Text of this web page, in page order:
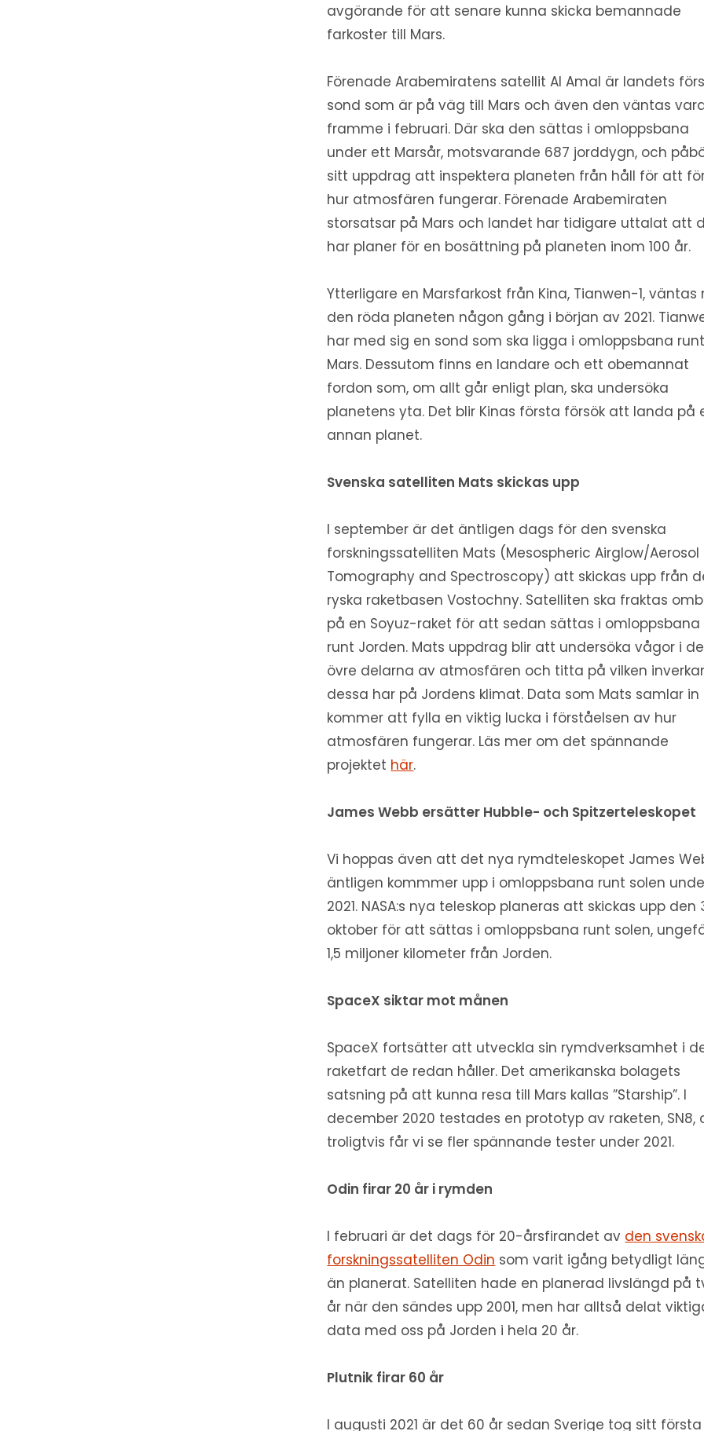
avgörande för att senare kunna skicka bemannade
farkoster till Mars.
Förenade Arabemiratens satellit Al Amal är landets
sond som är på väg till Mars och även den väntas
framme i februari. Där ska den sättas i omloppsbana
under ett Marsår, motsvarande 687 jorddygn, och
sitt uppdrag att inspektera planeten från håll för att
hur atmosfären fungerar. Förenade Arabemiraten
storsatsar på Mars och landet har tidigare uttalat att
har planer för en bosättning på planeten inom 100 år.
Ytterligare en Marsfarkost från Kina, Tianwen-1, väntas
den röda planeten någon gång i början av 2021.
har med sig en sond som ska ligga i omloppsbana
Mars. Dessutom finns en landare och ett obemannat
fordon som, om allt går enligt plan, ska undersöka
planetens yta. Det blir Kinas första försök att landa på
annan planet.
Svenska satelliten Mats skickas upp
I september är det äntligen dags för den svenska
forskningssatelliten Mats (Mesospheric Airglow/Aerosol
Tomography and Spectroscopy) att skickas upp från
ryska raketbasen Vostochny. Satelliten ska fraktas
på en Soyuz-raket för att sedan sättas i omloppsbana
runt Jorden. Mats uppdrag blir att undersöka vågor i de
övre delarna av atmosfären och titta på vilken
dessa har på Jordens klimat. Data som Mats samlar in
kommer att fylla en viktig lucka i förståelsen av hur
atmosfären fungerar. Läs mer om det spännande
projektet här.
James Webb ersätter Hubble- och Spitzerteleskopet
Vi hoppas även att det nya rymdteleskopet James
äntligen kommmer upp i omloppsbana runt solen
2021. NASA:s nya teleskop planeras att skickas upp den
oktober för att sättas i omloppsbana runt solen,
1,5 miljoner kilometer från Jorden.
SpaceX siktar mot månen
SpaceX fortsätter att utveckla sin rymdverksamhet i
raketfart de redan håller. Det amerikanska bolagets
satsning på att kunna resa till Mars kallas ”Starship”. I
december 2020 testades en prototyp av raketen, SN8,
troligtvis får vi se fler spännande tester under 2021.
Odin firar 20 år i rymden
I februari är det dags för 20-årsfirandet av den
forskningssatelliten Odin som varit igång betydligt
än planerat. Satelliten hade en planerad livslängd på
år när den sändes upp 2001, men har alltså delat
data med oss på Jorden i hela 20 år.
Plutnik firar 60 år
I augusti 2021 är det 60 år sedan Sverige tog sitt första